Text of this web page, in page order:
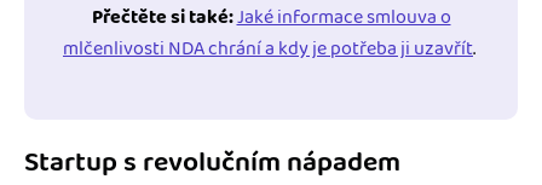
Přečtěte si také:Jaké informace smlouva o
mlčenlivosti NDA chrání a kdy je potřeba ji uzavřít.
Startup s revolučním nápadem